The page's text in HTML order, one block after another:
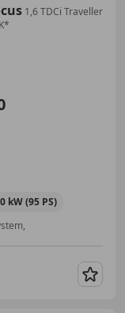
1,6 TDCi Traveller
kW (95 PS)